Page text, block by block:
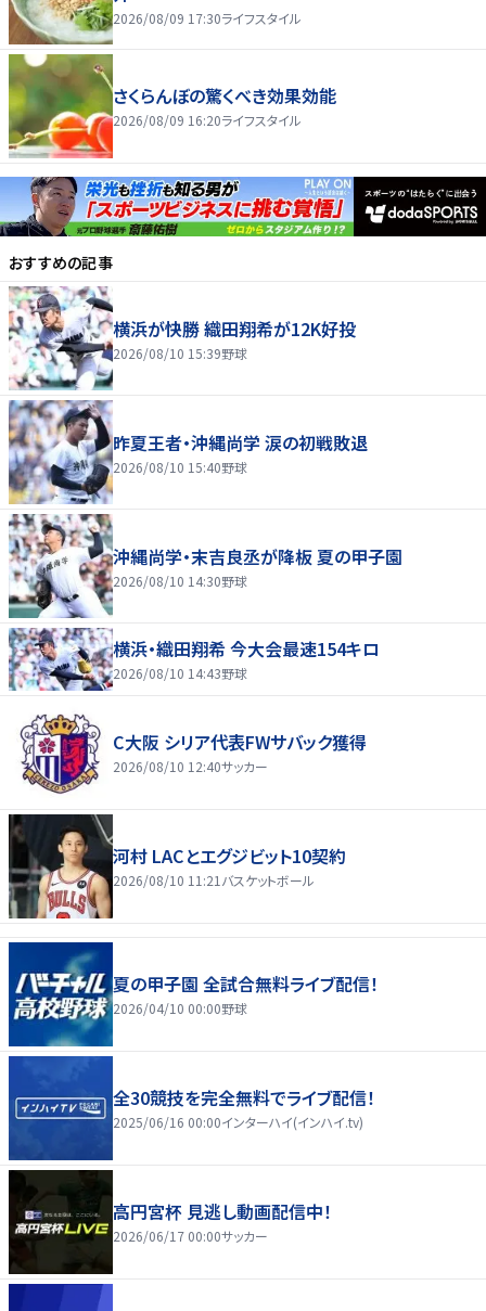
2026/08/09 17:30ライフスタイル
さくらんぼの驚くべき効果効能
2026/08/09 16:20ライフスタイル
おすすめの記事
横浜が快勝 織田翔希が12K好投
2026/08/10 15:39野球
昨夏王者・沖縄尚学 涙の初戦敗退
2026/08/10 15:40野球
沖縄尚学・末吉良丞が降板 夏の甲子園
2026/08/10 14:30野球
横浜・織田翔希 今大会最速154キロ
2026/08/10 14:43野球
C大阪 シリア代表FWサバック獲得
2026/08/10 12:40サッカー
河村 LACとエグジビット10契約
2026/08/10 11:21 バスケットボール
夏の甲子園 全試合無料ライブ配信！
2026/04/10 00:00野球
全30競技を完全無料でライブ配信！
2025/06/16 00:00インターハイ(インハイ.tv)
高円宮杯 見逃し動画配信中！
2026/06/17 00:00サッカー